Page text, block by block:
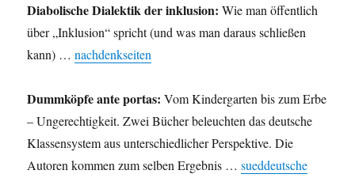
Diabolische Dialektik der inklusion: Wie man öffentlich
über „Inklusion“ spricht (und was man daraus schließen
kann) …nachdenkseiten
Dummköpfe ante portas: Vom Kindergarten bis zum Erbe
– Ungerechtigkeit. Zwei Bücher beleuchten das deutsche
Klassensystem aus unterschiedlicher Perspektive. Die
Autoren kommen zum selben Ergebnis …sueddeutsche